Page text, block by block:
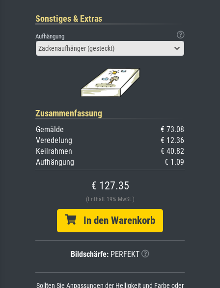
Sonstiges & Extras
Aufhängung
Zackenaufhänger (gesteckt)
Zusammenfassung
Gemälde
€ 73.08
Veredelung
€ 12.36
Keilrahmen
€ 40.82
Aufhängung
€ 1.09
€ 127.35
(Enthält 19% MwSt.)
In den Warenkorb
Bildschärfe: PERFEKT
Sollten Sie Anpassungen der Helligkeit und Farbe oder